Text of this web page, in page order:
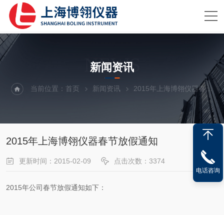
NEWS
新闻资讯
当前位置：首页 新闻资讯 2015年上海博翎仪器春节放假通知
2015年上海博翎仪器春节放假通知
更新时间：2015-02-09 点击次数：3374
2015年公司春节放假通知如下：
电话咨询